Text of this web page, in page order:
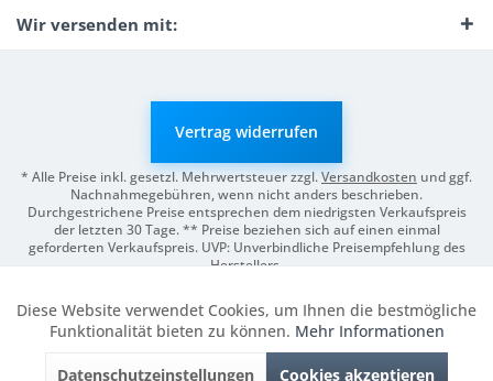
Wir versenden mit:
Vertrag widerrufen
* Alle Preise inkl. gesetzl. Mehrwertsteuer zzgl.Versandkosten und ggf.
Nachnahmegebühren, wenn nicht anders beschrieben.
Durchgestrichene Preise entsprechen dem niedrigsten Verkaufspreis
der letzten 30 Tage. ** Preise beziehen sich auf einen einmal
geforderten Verkaufspreis. UVP: Unverbindliche Preisempfehlung des
Herstellers.
Funktionale Aktiv
Diese Website verwendet Cookies, um Ihnen die bestmögliche
Funktionalität bieten zu können. Mehr Informationen
Datenschutzeinstellungen Cookies akzeptieren